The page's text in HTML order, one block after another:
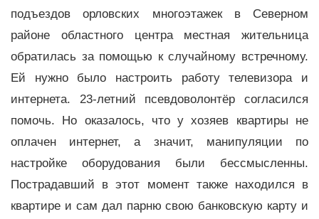
подъездов орловских многоэтажек в Северном
районе областного центра местная жительница
обратилась за помощью к случайному встречному.
Ей нужно было настроить работу телевизора и
интернета. 23-летний псевдоволонтёр согласился
помочь. Но оказалось, что у хозяев квартиры не
оплачен интернет, а значит, манипуляции по
настройке оборудования были бессмысленны.
Пострадавший в этот момент также находился в
квартире и сам дал парню свою банковскую карту и